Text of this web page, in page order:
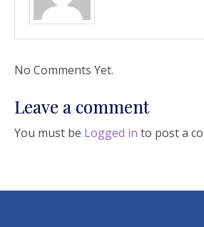
No Comments Yet.
Leave a comment
You must be Logged in to post a